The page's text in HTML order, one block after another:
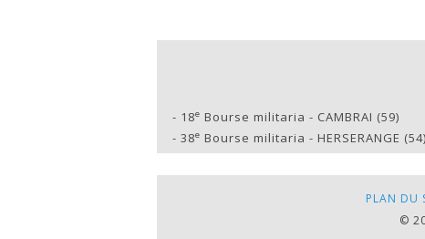
- 18e Bourse militaria - CAMBRAI (59)
- 38e Bourse militaria - HERSERANGE (54)
PLAN DU
©